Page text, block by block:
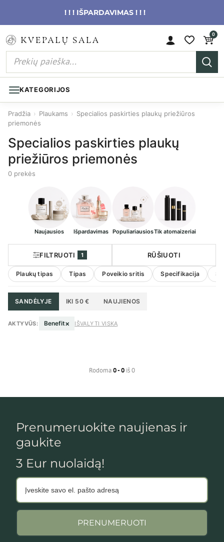
! ! ! IŠPARDAVIMAS ! ! !
0
KATEGORIJOS
Pradžia › Plaukams › Specialios paskirties plaukų priežiūros
priemonės
Specialios paskirties plaukų
priežiūros priemonės
0 prekės
Naujausios Išpardavimas PopuliariausiosTik atomaizeriai
FILTRUOTI 1
Plaukų tipas Tipas Poveikio sritis Specifikacija
RŪŠIUOTI
SANDĖLYJE IKI 50 € NAUJIENOS
AKTYVŪS: Benefit× IŠVALYTI VISKĄ
Rodoma0 - 0 iš 0
Prenumeruokite naujienas ir
gaukite
3 Eur nuolaidą!
PRENUMERUOTI